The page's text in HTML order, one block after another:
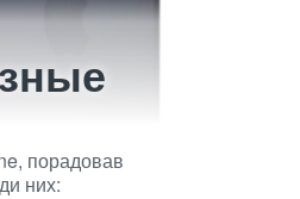
порадовав
них: